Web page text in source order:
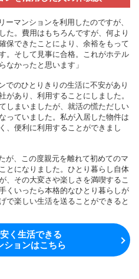
ーマンションを利用したのですが、
た。費用はもちろんですが、何より
保できたことにより、余裕をもって
。そして見事に合格。これがホテル
なかったと思います」
でのひとりきりの生活に不安があり
があり、利用することにしました。
しまいましたが、就活の慌ただしい
っていました。私が入居した物件は
、便利に利用することができまし
が、この度親元を離れて初めてのマ
とになりました。ひとり暮らし自体
、その大変さや楽しさを満喫するこ
くいったら本格的なひとり暮らしが
で楽しい生活を送ることができると
く生活できる
ションはこちら